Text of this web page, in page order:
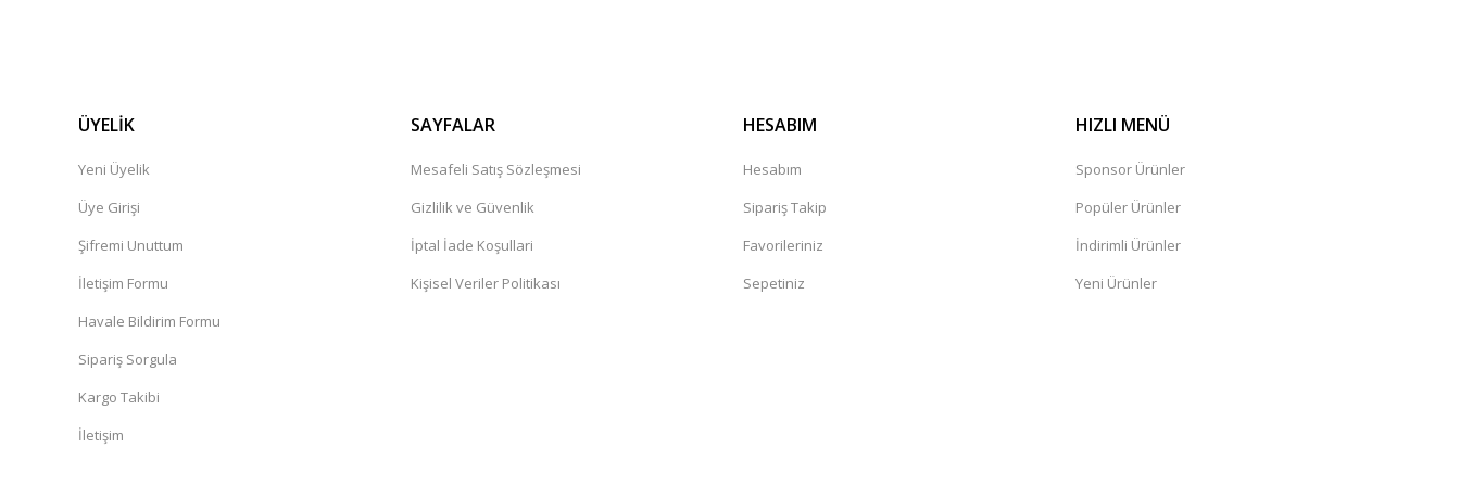
ÜYELİK
Yeni Üyelik
Üye Girişi
Şifremi Unuttum
İletişim Formu
Havale Bildirim Formu
Sipariş Sorgula
Kargo Takibi
İletişim
SAYFALAR
Mesafeli Satış Sözleşmesi
Gizlilik ve Güvenlik
İptal İade Koşullari
Kişisel Veriler Politikası
HESABIM
Hesabım
Sipariş Takip
Favorileriniz
Sepetiniz
HIZLI MENÜ
Sponsor Ürünler
Popüler Ürünler
İndirimli Ürünler
Yeni Ürünler